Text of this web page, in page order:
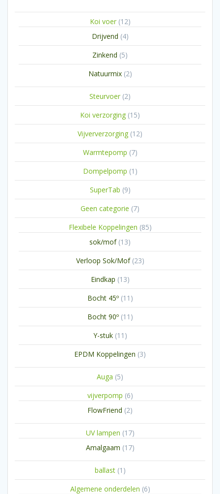
Koi voer 1212
Drijvend 44
producten
Zinkend 55
producten
Natuurmix 22
Steurvoer 22
producten
Koi verzorging 1515
producten
Vijververzorging 1212
producten
Warmtepomp 77
producten
Dompelpomp 1 1
product
SuperTab 99
producten
Geen categorie 77
producten
Flexibele Koppelingen 8585
sok/mof 1313
producten
Verloop Sok/Mof 2323
producten
Eindkap 1313
producten
Bocht 45º 11 11
producten
Bocht 90º 11 11
producten
Y-stuk 11 11
producten
EPDM Koppelingen 33
Auga 55
producten
vijverpomp 66
FlowFriend 22
UV lampen 1717
Amalgaam 1717
ballast 1 1
product
Algemene onderdelen 66